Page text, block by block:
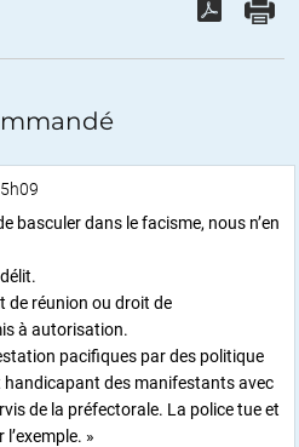
basculer dans le facisme, nous n’en
de réunion ou droit de
à autorisation.
pacifiques par des politique
des manifestants avec
de la préfectorale. La police tue et
»